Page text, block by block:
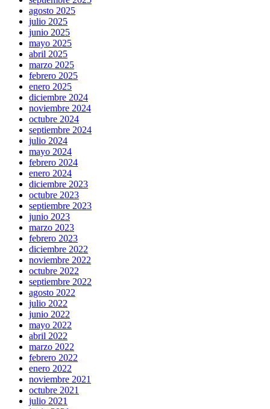
agosto 2025
julio 2025
junio 2025
mayo 2025
abril 2025
marzo 2025
febrero 2025
enero 2025
diciembre 2024
noviembre 2024
octubre 2024
septiembre 2024
julio 2024
mayo 2024
febrero 2024
enero 2024
diciembre 2023
octubre 2023
septiembre 2023
junio 2023
marzo 2023
febrero 2023
diciembre 2022
noviembre 2022
octubre 2022
septiembre 2022
agosto 2022
julio 2022
junio 2022
mayo 2022
abril 2022
marzo 2022
febrero 2022
enero 2022
noviembre 2021
octubre 2021
julio 2021